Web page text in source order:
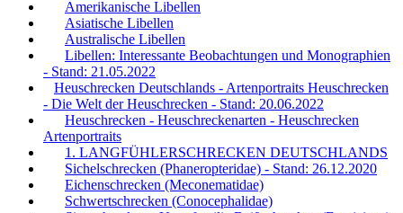
Amerikanische Libellen
Asiatische Libellen
Australische Libellen
Libellen: Interessante Beobachtungen und Monographien
- Stand: 21.05.2022
Heuschrecken Deutschlands - Artenportraits Heuschrecken
- Die Welt der Heuschrecken - Stand: 20.06.2022
Heuschrecken - Heuschreckenarten - Heuschrecken
Artenportraits
1. LANGFÜHLERSCHRECKEN DEUTSCHLANDS
Sichelschrecken (Phaneropteridae) - Stand: 26.12.2020
Eichenschrecken (Meconematidae)
Schwertschrecken (Conocephalidae)